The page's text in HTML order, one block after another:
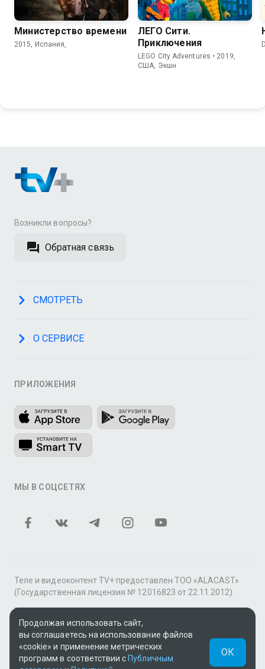
Министерство времени
2015, Испания,
ЛЕГО Сити.
Приключения
LEGO City Adventures • 2019,
США, Экшн
Возникли вопросы?
Обратная связь
СМОТРЕТЬ
О СЕРВИСЕ
ПРИЛОЖЕНИЯ
МЫ В СОЦСЕТЯХ
Теле и видеоконтент TV+ предоставлен ТОО «ALACAST»
(Государственная лицензия № 12016823 от 22.11.2012).
В рамках услуги «Видео по подписке» для «Пакета
фильмов и сериалов tv+» контент предоставляется
онлайн-кинотеатром MEGOGO.
Поддержка: tvplus@telecom.kz
Продолжая использовать сайт,
вы соглашаетесь на использование файлов
«cookie» и применение метрических
программ в соответствии с Публичным
ОК